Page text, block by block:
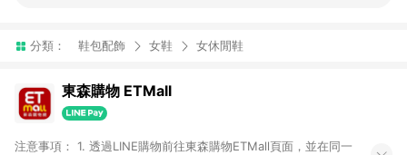
分類： 鞋包配飾 女鞋 女休閒鞋
東森購物 ETMall
注意事項： 1. 透過LINE購物前往東森購物ETMall頁面，並在同一